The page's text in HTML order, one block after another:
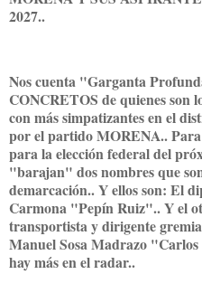
2027..
Nos cuenta "Garganta
CONCRETOS de quienes son
con más simpatizantes en el
por el partido MORENA..
para la elección federal del
"barajan" dos nombres que
demarcación.. Y ellos son: El
Carmona "Pepín Ruiz".. Y el
transportista y dirigente
Manuel Sosa Madrazo
hay más en el radar..